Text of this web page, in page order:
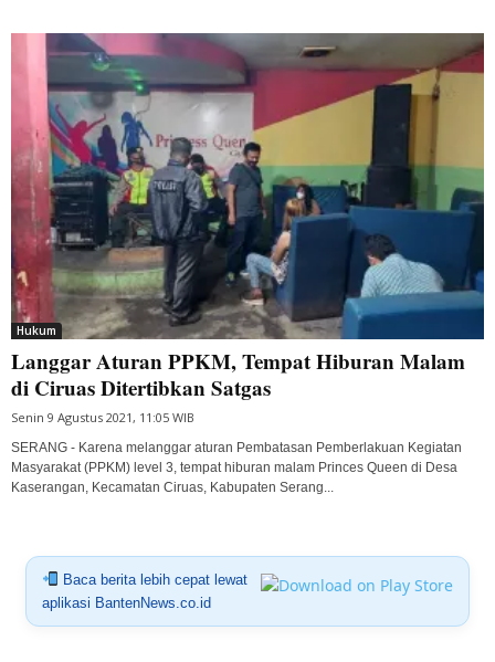
Hukum
Langgar Aturan PPKM, Tempat Hiburan Malam
di Ciruas Ditertibkan Satgas
Senin 9 Agustus 2021, 11:05 WIB
SERANG - Karena melanggar aturan Pembatasan Pemberlakuan Kegiatan
Masyarakat (PPKM) level 3, tempat hiburan malam Princes Queen di Desa
Kaserangan, Kecamatan Ciruas, Kabupaten Serang...
Baca berita lebih cepat lewat
aplikasi BantenNews.co.id